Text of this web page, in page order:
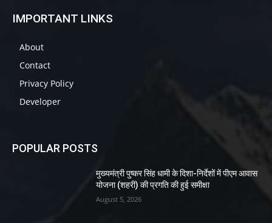
IMPORTANT LINKS
About
Contact
Privacy Policy
Developer
POPULAR POSTS
मुख्यमंत्री पुष्कर सिंह धामी के दिशा-निर्देशों में पीएम आवास
योजना (शहरी) की प्रगति की हुई समीक्षा
August 5, 2026